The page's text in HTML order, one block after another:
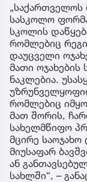
„საქართველოს
სასკოლო
სკოლის
რომლებიც
დაუცველი
მათი ოჯახების
ნაკლებია.
რომლებიც
მათ შორის,
სახელმწიფო
მცირე საოჯახო
მიუსაფარ
ან
სახლში“, –